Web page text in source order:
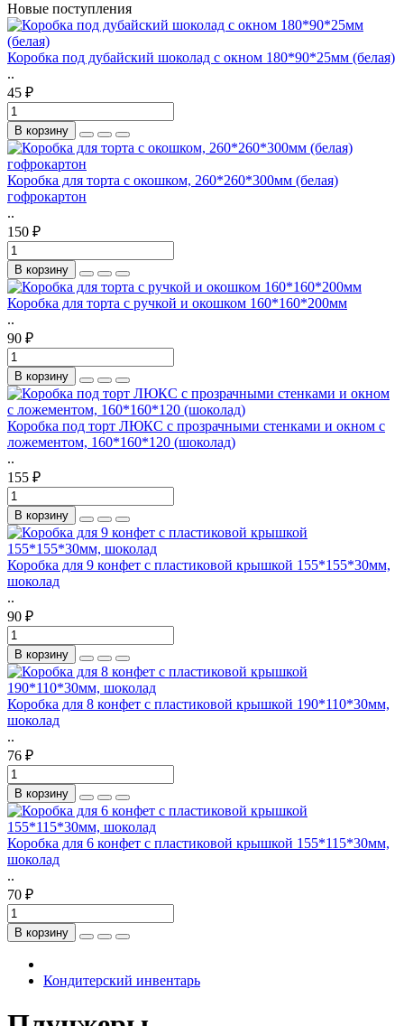
Новые поступления
Коробка под дубайский шоколад с окном 180*90*25мм (белая)
..
45 ₽
В корзину
Коробка для торта с окошком, 260*260*300мм (белая)
гофрокартон
..
150 ₽
В корзину
Коробка для торта с ручкой и окошком 160*160*200мм
..
90 ₽
В корзину
Коробка под торт ЛЮКС с прозрачными стенками и окном с
ложементом, 160*160*120 (шоколад)
..
155 ₽
В корзину
Коробка для 9 конфет с пластиковой крышкой 155*155*30мм,
шоколад
..
90 ₽
В корзину
Коробка для 8 конфет с пластиковой крышкой 190*110*30мм,
шоколад
..
76 ₽
В корзину
Коробка для 6 конфет с пластиковой крышкой 155*115*30мм,
шоколад
..
70 ₽
В корзину
Кондитерский инвентарь